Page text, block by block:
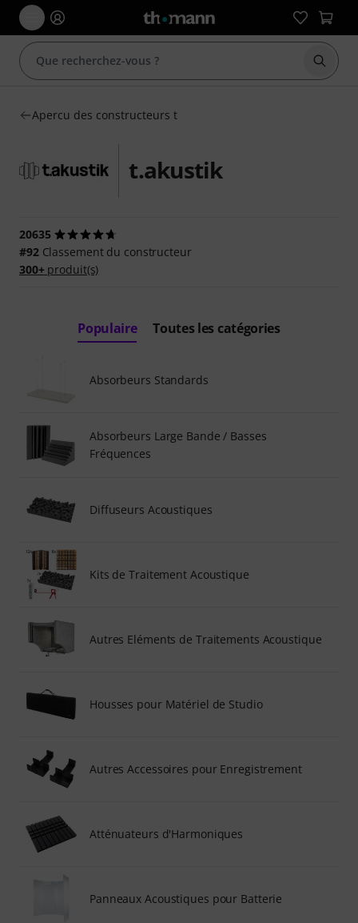
Apercu des constructeurs t
t.akustik
20635
#92Classement du constructeur
300+produit(s)
Populaire Toutes les catégories
Absorbeurs Standards
Absorbeurs Large Bande / Basses
Fréquences
Diffuseurs Acoustiques
Kits de Traitement Acoustique
Autres Eléments de Traitements Acoustique
Housses pour Matériel de Studio
Autres Accessoires pour Enregistrement
Atténuateurs d'Harmoniques
Panneaux Acoustiques pour Batterie